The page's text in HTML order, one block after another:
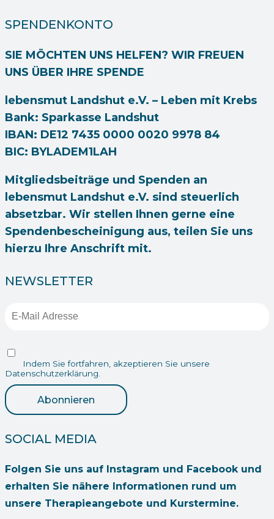
SPENDENKONTO
SIE MÖCHTEN UNS HELFEN? WIR FREUEN
UNS ÜBER IHRE SPENDE
lebensmut Landshut e.V. – Leben mit Krebs
Bank: Sparkasse Landshut
IBAN: DE12 7435 0000 0020 9978 84
BIC: BYLADEM1LAH
Mitgliedsbeiträge und Spenden an
lebensmut Landshut e.V. sind steuerlich
absetzbar. Wir stellen Ihnen gerne eine
Spendenbescheinigung aus, teilen Sie uns
hierzu Ihre Anschrift mit.
NEWSLETTER
Indem Sie fortfahren, akzeptieren Sie unsere
Datenschutzerklärung.
SOCIAL MEDIA
Folgen Sie uns auf Instagram und Facebook und
erhalten Sie nähere Informationen rund um
unsere Therapieangebote und Kurstermine.